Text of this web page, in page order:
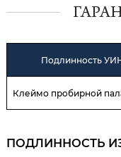
Подлинность
Клеймо пробирной
ПОДЛИННОСТЬ